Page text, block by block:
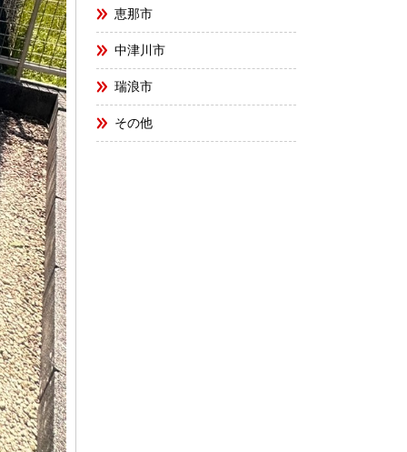
恵那市
中津川市
瑞浪市
その他